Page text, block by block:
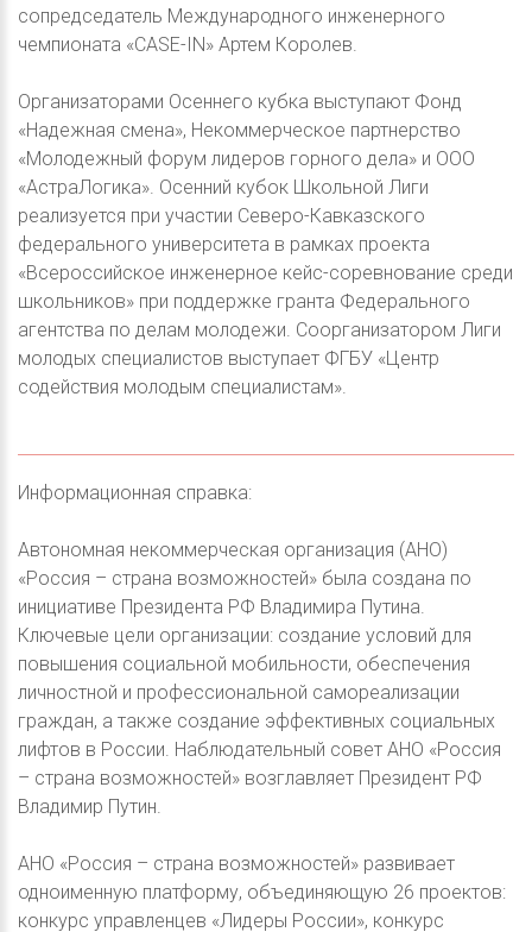
сопредседатель Международного инженерного
чемпионата «CASE-IN» Артем Королев.
Организаторами Осеннего кубка выступают Фонд
«Надежная смена», Некоммерческое партнерство
«Молодежный форум лидеров горного дела» и ООО
«АстраЛогика». Осенний кубок Школьной Лиги
реализуется при участии Северо-Кавказского
федерального университета в рамках проекта
«Всероссийское инженерное кейс-соревнование среди
школьников» при поддержке гранта Федерального
агентства по делам молодежи. Соорганизатором Лиги
молодых специалистов выступает ФГБУ «Центр
содействия молодым специалистам».
Информационная справка:
Автономная некоммерческая организация (АНО)
«Россия – страна возможностей» была создана по
инициативе Президента РФ Владимира Путина.
Ключевые цели организации: создание условий для
повышения социальной мобильности, обеспечения
личностной и профессиональной самореализации
граждан, а также создание эффективных социальных
лифтов в России. Наблюдательный совет АНО «Россия
– страна возможностей» возглавляет Президент РФ
Владимир Путин.
АНО «Россия – страна возможностей» развивает
одноименную платформу, объединяющую 26 проектов:
конкурс управленцев «Лидеры России», конкурс